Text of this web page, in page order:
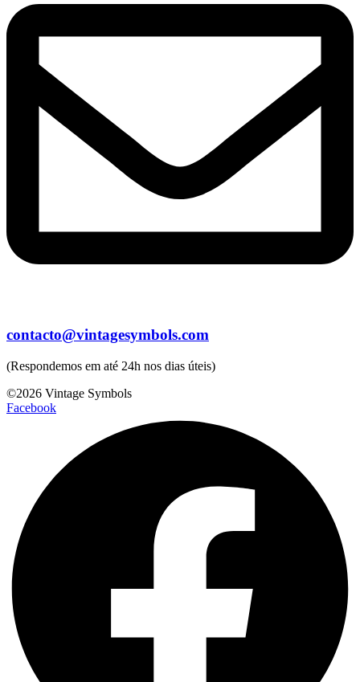
contacto@vintagesymbols.com
(Respondemos em até 24h nos dias úteis)
©2026 Vintage Symbols
Facebook